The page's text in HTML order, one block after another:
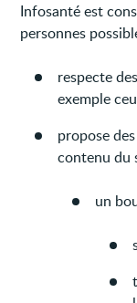
Infosanté est
personnes
respecte
exemple
propose
contenu du
un